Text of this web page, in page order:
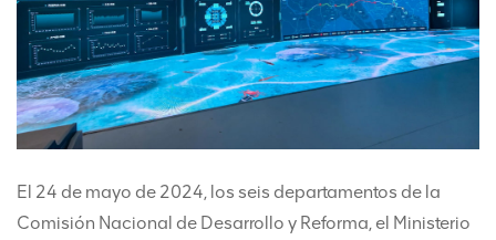
El 24 de mayo de 2024, los seis departamentos de la
Comisión Nacional de Desarrollo y Reforma, el Ministerio